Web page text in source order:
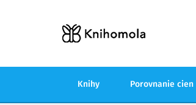
Knihy Porovnanie cien